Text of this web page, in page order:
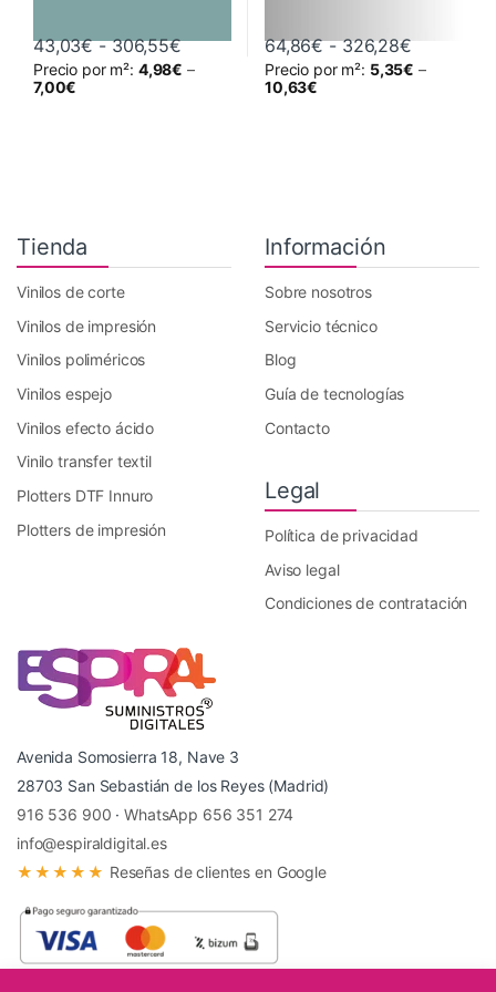
43,03€ - 306,55€Rango de precios: desde 43,03€
Precio por m²: 4,98€ –
7,00€
Este producto tiene múltiples variantes. Las opciones se
64,86€ - 326,28€Rango
Precio por m²: 5,35€ –
10,63€
Este producto tiene múltiples
Tienda
Vinilos de corte
Vinilos de impresión
Vinilos poliméricos
Vinilos espejo
Vinilos efecto ácido
Vinilo transfer textil
Plotters DTF Innuro
Plotters de impresión
Información
Sobre nosotros
Servicio técnico
Blog
Guía de tecnologías
Contacto
Legal
Política de privacidad
Aviso legal
Condiciones de contratación
Avenida Somosierra 18, Nave 3
28703 San Sebastián de los Reyes (Madrid)
916 536 900 ·WhatsApp 656 351 274
info@espiraldigital.es
★★★★★ Reseñas de clientes en Google